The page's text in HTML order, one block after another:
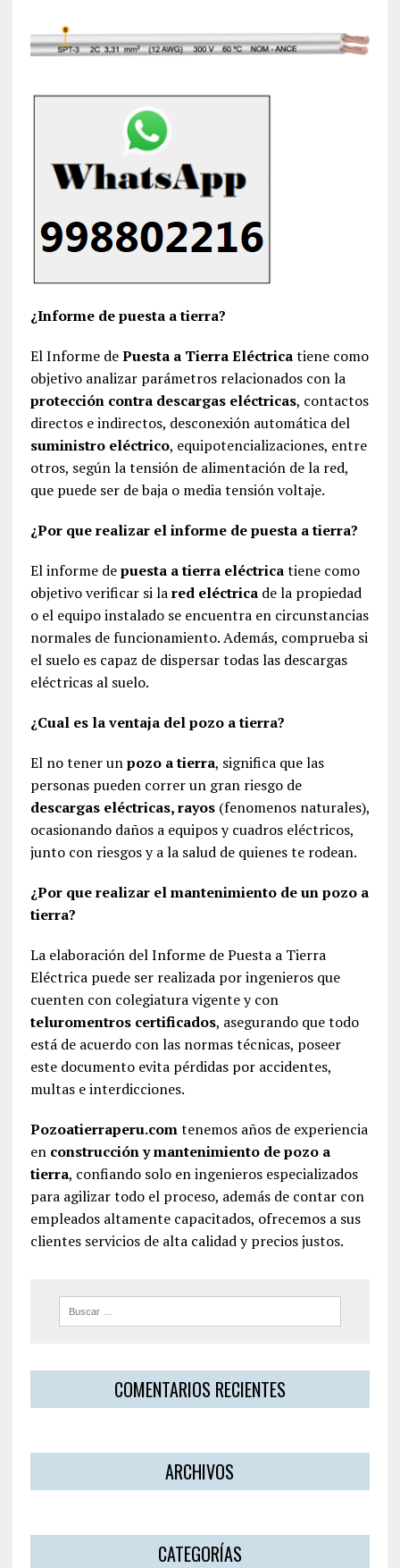
¿Informe de puesta a tierra?
El Informe dePuesta a Tierra Eléctricatiene como
objetivo analizar parámetros relacionados con la
protección contra descargas eléctricas, contactos
directos e indirectos, desconexión automática del
suministro eléctrico, equipotencializaciones, entre
otros, según la tensión de alimentación de la red,
que puede ser de baja o media tensión voltaje.
¿Por que realizar el informe de puesta a tierra?
El informe depuesta a tierra eléctricatiene como
objetivo verificar si lared eléctricade la propiedad
o el equipo instalado se encuentra en circunstancias
normales de funcionamiento. Además, comprueba si
el suelo es capaz de dispersar todas las descargas
eléctricas al suelo.
¿Cual es la ventaja del pozo a tierra?
El no tener unpozo a tierra, significa que las
personas pueden correr un gran riesgo de
descargas eléctricas, rayos(fenomenos naturales),
ocasionando daños a equipos y cuadros eléctricos,
junto con riesgos y a la salud de quienes te rodean.
¿Por que realizar el mantenimiento de un pozo a
tierra?
La elaboración del Informe de Puesta a Tierra
Eléctrica puede ser realizada por ingenieros que
cuenten con colegiatura vigente y con
teluromentros certificados, asegurando que todo
está de acuerdo con las normas técnicas, poseer
este documento evita pérdidas por accidentes,
multas e interdicciones.
Pozoatierraperu.comtenemos años de experiencia
en construcción y mantenimiento de pozo a
tierra, confiando solo en ingenieros especializados
para agilizar todo el proceso, además de contar con
empleados altamente capacitados, ofrecemos a sus
clientes servicios de alta calidad y precios justos.
COMENTARIOS RECIENTES
ARCHIVOS
CATEGORÍAS